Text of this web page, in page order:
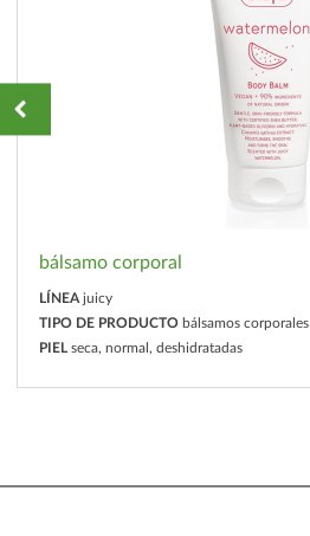
bálsamo corporal
LÍNEA juicy
TIPO DE PRODUCTO bálsamos corporales
PIEL seca, normal, deshidratadas